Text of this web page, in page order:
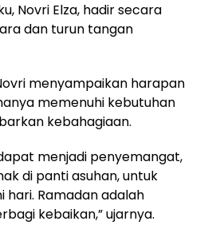
Novri Elza, hadir secara
dan turun tangan
menyampaikan harapan
memenuhi kebutuhan
kebahagiaan.
menjadi penyemangat,
di panti asuhan, untuk
Ramadan adalah
kebaikan,” ujarnya.